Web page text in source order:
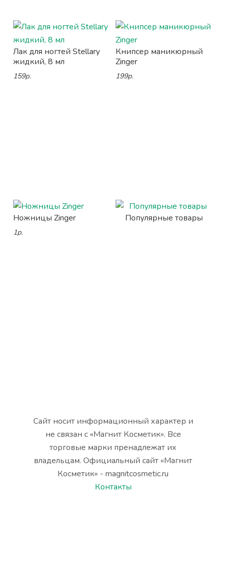
Лак для ногтей Stellary
жидкий, 8 мл
159р.
Книпсер маникюрный
Zinger
199р.
Ножницы Zinger
1р.
Популярные товары
Сайт носит информационный характер и
не связан с «Магнит Косметик». Все
торговые марки пренадлежат их
владельцам. Официальный сайт «Магнит
Косметик» - magnitcosmetic.ru
Контакты